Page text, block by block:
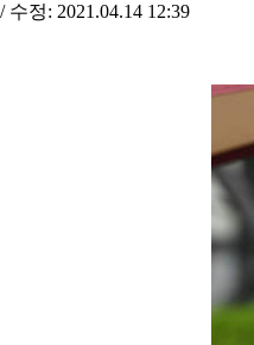
수정: 2021.04.14 12:39